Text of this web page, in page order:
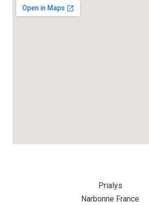
Prialys
Narbonne France